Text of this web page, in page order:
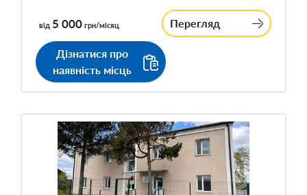
від 5 000 грн/місяц Перегляд
Дізнатися про
наявність місць